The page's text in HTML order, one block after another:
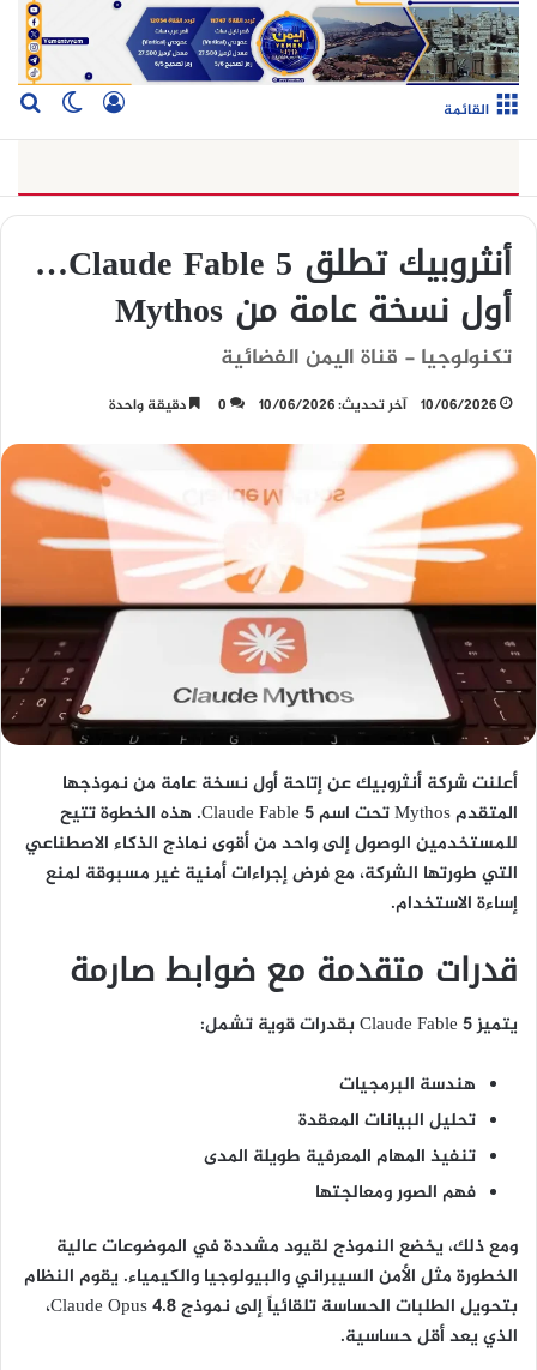
تسجيل القائمة
أنثروبيك تطلق Claude Fable 5…
أول نسخة عامة من Mythos
تكنولوجيا - قناة اليمن الفضائية
10/06/2026 آخر تحديث: 10/06/2026 0 دقيقة واحدة
أعلنت شركة أنثروبيك عن إتاحة أول نسخة عامة من نموذجها
المتقدم Mythos تحت اسم Claude Fable 5. هذه الخطوة تتيح
للمستخدمين الوصول إلى واحد من أقوى نماذج الذكاء الاصطناعي
التي طورتها الشركة، مع فرض إجراءات أمنية غير مسبوقة لمنع
إساءة الاستخدام.
قدرات متقدمة مع ضوابط صارمة
يتميز Claude Fable 5 بقدرات قوية تشمل:
هندسة البرمجيات
تحليل البيانات المعقدة
تنفيذ المهام المعرفية طويلة المدى
فهم الصور ومعالجتها
ومع ذلك، يخضع النموذج لقيود مشددة في الموضوعات عالية
الخطورة مثل الأمن السيبراني والبيولوجيا والكيمياء. يقوم النظام
بتحويل الطلبات الحساسة تلقائياً إلى نموذج Claude Opus 4.8،
الذي يعد أقل حساسية.